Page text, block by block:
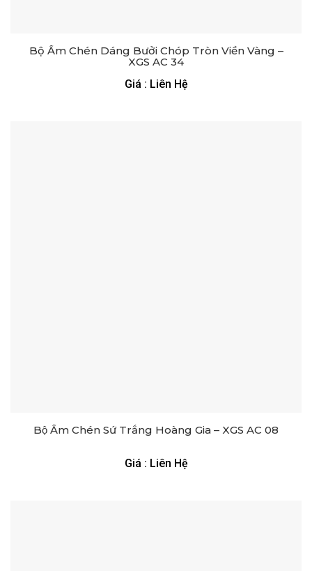
Bộ Ấm Chén Dáng Bưởi Chóp Tròn Viền Vàng –
XGS AC 34
Giá : Liên Hệ
Bộ Ấm Chén Sứ Trắng Hoàng Gia – XGS AC 08
Giá : Liên Hệ